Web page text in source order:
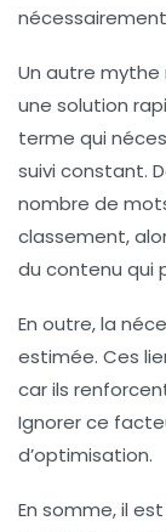
Un autre
une solution
terme qui
suivi constant.
nombre de
classement,
du contenu qui
En outre, la
estimée. Ces
car ils
Ignorer ce
d’optimisation.
En somme, il